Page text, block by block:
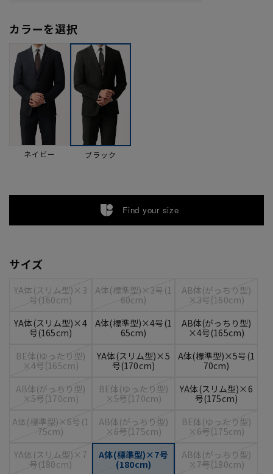
カラーを選択
ネイビー ブラック
Find your size
サイズ
YA体(スリム型)×3
号(160cm)
A体(標準型)×3号(1
60cm)
AB体(がっちり型)
×3号(160cm)
YA体(スリム型)×4
号(165cm)
A体(標準型)×4号(1
65cm)
AB体(がっちり型)
×4号(165cm)
BE体(ゆったり型)
×4号(165cm)
YA体(スリム型)×5
号(170cm)
A体(標準型)×5号(1
70cm)
AB体(がっちり型)
×5号(170cm)
BE体(ゆったり型)
×5号(170cm)
YA体(スリム型)×6
号(175cm)
A体(標準型)×6号(1
75cm)
AB体(がっちり型)
×6号(175cm)
BE体(ゆったり型)
×6号(175cm)
YA体(スリム型)×7
号(180cm)
A体(標準型)×7号
(180cm)
AB体(がっちり型)
×7号(180cm)